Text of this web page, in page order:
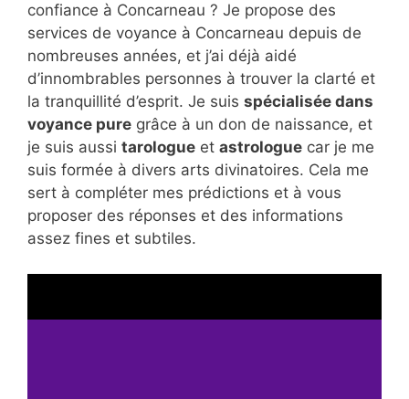
confiance à Concarneau ? Je propose des
services de voyance à Concarneau depuis de
nombreuses années, et j’ai déjà aidé
d’innombrables personnes à trouver la clarté et
la tranquillité d’esprit. Je suis spécialisée dans
voyance pure grâce à un don de naissance, et
je suis aussi tarologue et astrologue car je me
suis formée à divers arts divinatoires. Cela me
sert à compléter mes prédictions et à vous
proposer des réponses et des informations
assez fines et subtiles.